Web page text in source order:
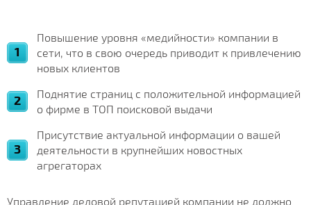
Повышение уровня «медийности» компании в
сети, что в свою очередь приводит к привлечению
новых клиентов
Поднятие страниц с положительной информацией
о фирме в ТОП поисковой выдачи
Присутствие актуальной информации о вашей
деятельности в крупнейших новостных
агрегаторах
Управление деловой репутацией компании не должно